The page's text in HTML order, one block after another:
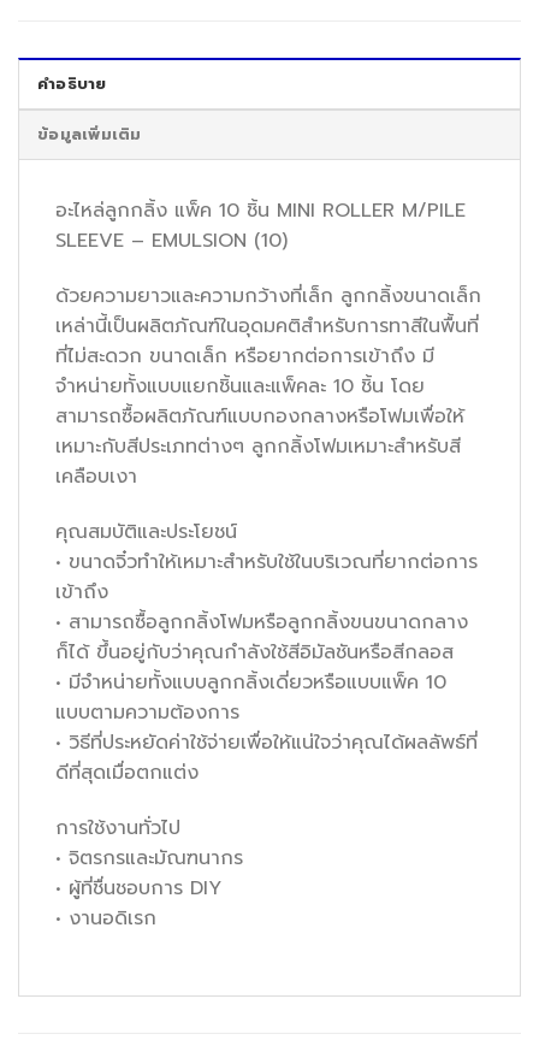
คำอธิบาย
ข้อมูลเพิ่มเติม
อะไหล่ลูกกลิ้ง แพ็ค 10 ชิ้น MINI ROLLER M/PILE
SLEEVE – EMULSION (10)
ด้วยความยาวและความกว้างที่เล็ก ลูกกลิ้งขนาดเล็ก
เหล่านี้เป็นผลิตภัณฑ์ในอุดมคติสำหรับการทาสีในพื้นที่
ที่ไม่สะดวก ขนาดเล็ก หรือยากต่อการเข้าถึง มี
จำหน่ายทั้งแบบแยกชิ้นและแพ็คละ 10 ชิ้น โดย
สามารถซื้อผลิตภัณฑ์แบบกองกลางหรือโฟมเพื่อให้
เหมาะกับสีประเภทต่างๆ ลูกกลิ้งโฟมเหมาะสำหรับสี
เคลือบเงา
คุณสมบัติและประโยชน์
• ขนาดจิ๋วทำให้เหมาะสำหรับใช้ในบริเวณที่ยากต่อการ
เข้าถึง
• สามารถซื้อลูกกลิ้งโฟมหรือลูกกลิ้งขนขนาดกลาง
ก็ได้ ขึ้นอยู่กับว่าคุณกำลังใช้สีอิมัลชันหรือสีกลอส
• มีจำหน่ายทั้งแบบลูกกลิ้งเดี่ยวหรือแบบแพ็ค 10
แบบตามความต้องการ
• วิธีที่ประหยัดค่าใช้จ่ายเพื่อให้แน่ใจว่าคุณได้ผลลัพธ์ที่
ดีที่สุดเมื่อตกแต่ง
การใช้งานทั่วไป
• จิตรกรและมัณฑนากร
• ผู้ที่ชื่นชอบการ DIY
• งานอดิเรก